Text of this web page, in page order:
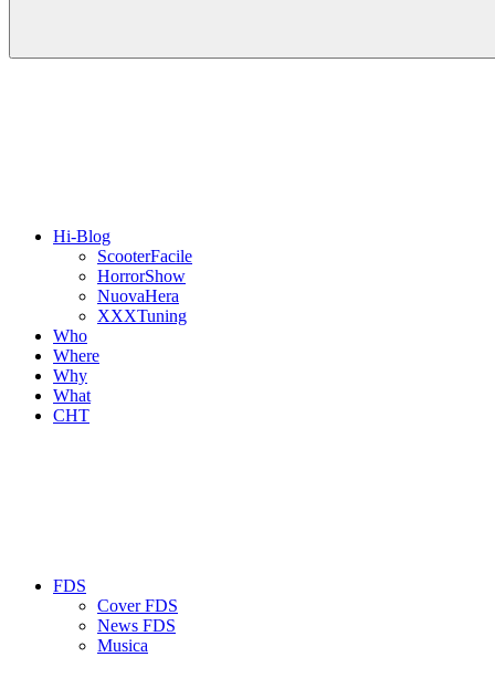
Hi-Blog
ScooterFacile
HorrorShow
NuovaHera
XXXTuning
Who
Where
Why
What
CHT
FDS
Cover FDS
News FDS
Musica